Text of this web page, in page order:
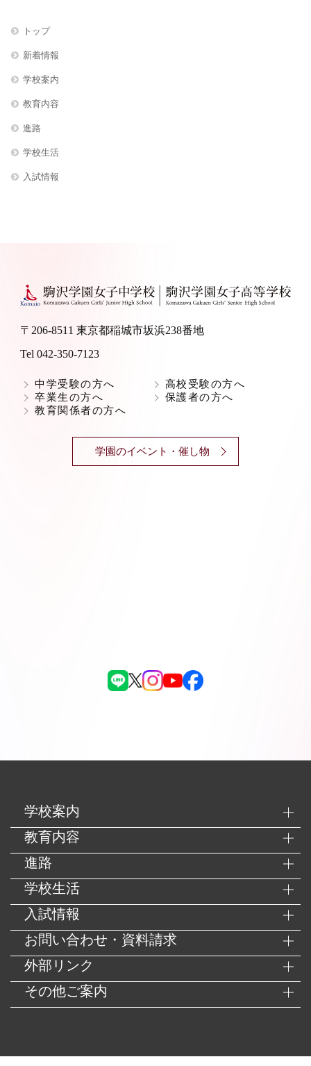
トップ
新着情報
学校案内
教育内容
進路
学校生活
入試情報
〒206-8511 東京都稲城市坂浜238番地
Tel 042-350-7123
中学受験の方へ
高校受験の方へ
卒業生の方へ
保護者の方へ
教育関係者の方へ
学園のイベント・催し物
学校案内
教育内容
進路
学校生活
入試情報
お問い合わせ・資料請求
外部リンク
その他ご案内